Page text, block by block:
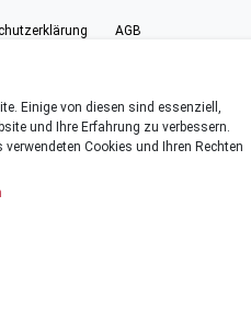
AGB
der Mehrwertsteuer, zuzüglich der
Einige von diesen sind essenziell,
und Ihre Erfahrung zu verbessern.
Cookies und Ihren Rechten